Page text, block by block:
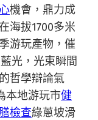
機會，鼎力成
海拔1700多米
游玩產物，催
光，光束瞬間
哲學辯論氣
本地游玩市健
檢查綠蔥坡滑